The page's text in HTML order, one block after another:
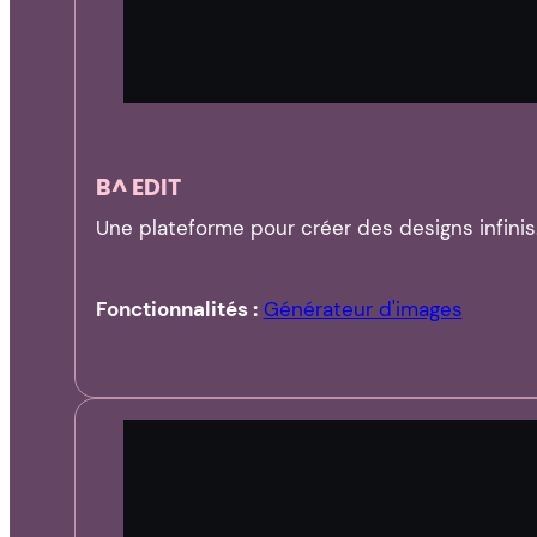
B^ EDIT
Une plateforme pour créer des designs
Fonctionnalités : Générateur d'images